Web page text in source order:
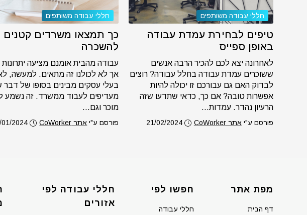
חללי עבודה משותפים
טיפים לבחירת עמדת עבודה
באופן ספייס
לאחרונה יצא לכם להכיר הרבה אנשים
ששוכרים עמדת עבודה בחלל עבודה? רוצים
לבדוק האם גם עבורכם זו יכולה להיות
אפשרות טובה? אם כך, כדאי שתדעו שזה
הרעיון נהדר. עמדות...
פורסם ע"יאתר CoWorker 21/02/2024
חללי עבודה משותפים
כך תמצאו משרדים קטנים
להשכרה
עבודה מהבית אומנם מציעה
אך לא לכולנו זה מתאים. למעשה,
בעלי עסקים מבינים בסופו של
מעדיפים לעבוד ממשרד. זה נשמע
מוכר וגם...
פורסם ע"י אתר CoWorker 01/2024
מפת אתר
דף הבית
חפשו לפי
חללי עבודה
חללי עבודה לפי
אזורים